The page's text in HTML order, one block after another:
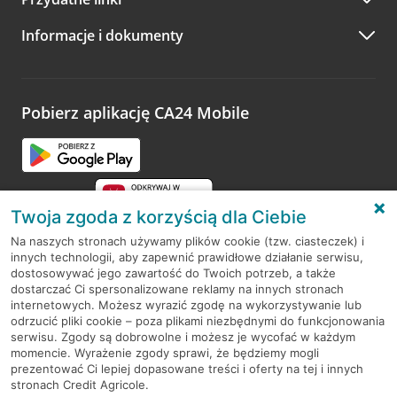
A po wizycie…
Zachęcamy do podzielenia się z nami opinią o wizycie.
opinie.
Informacje i dokumenty
Pobierz aplikację CA24 Mobile
RODO
Regulamin serwisu
Mapa serwisu
PolitykaCookies
Twoja zgoda z korzyścią dla Ciebie
Na naszych stronach używamy plików cookie (tzw. ciasteczek) i
innych technologii, aby zapewnić prawidłowe działanie serwisu,
dostosowywać jego zawartość do Twoich potrzeb, a także
dostarczać Ci spersonalizowane reklamy na innych stronach
internetowych. Możesz wyrazić zgodę na wykorzystywanie lub
odrzucić pliki cookie – poza plikami niezbędnymi do funkcjonowania
serwisu. Zgody są dobrowolne i możesz je wycofać w każdym
momencie. Wyrażenie zgody sprawi, że będziemy mogli
prezentować Ci lepiej dopasowane treści i oferty na tej i innych
stronach Credit Agricole.